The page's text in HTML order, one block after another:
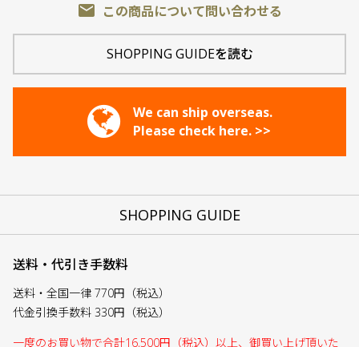
email この商品について問い合わせる
SHOPPING GUIDEを読む
We can ship overseas.
Please check here. >>
SHOPPING GUIDE
送料・代引き手数料
送料・全国一律 770円（税込）
代金引換手数料 330円（税込）
一度のお買い物で合計16,500円（税込）以上、御買い上げ頂いた